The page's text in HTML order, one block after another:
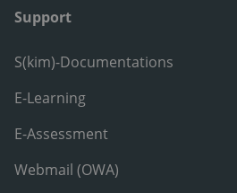
Support
S(kim)-Documentations
E-Learning
E-Assessment
Webmail (OWA)